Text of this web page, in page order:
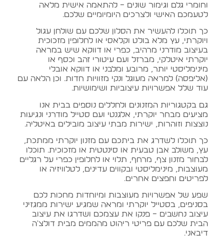
וחומרי גלם וגימור שונים – להתאמה אישית מלאה
לטעמכם האישי ולצרכים היומיומיים שלכם.
כך תוכלו להעשיר את הסלון שלכם עם שולחן עגול
ויוקרתי, עץ מלא בולט וקלאסי או לחלופין מזכוכית
בעיצוב מודרני מרהיב, כפרי או דווקא שיש במראה
יוקרתי איטלקי, מברזל ועם עיטורי זהב וכסף או
מינימליסטי יותר, מרובע ומלבני או דווקא אובלי
(אליפסה) למראה מעוגל ונקי מזוויות חדות. וכן הלאה עם
עוד שלל אפשרויות עיצוביות ושימושיות.
גם בקטגוריות המזנונים ולחללים נוספים בבית אנו
מציעים מבחר יוקרתי, אלגנטי ועם סטייל מודרני ונגיעות
נוצצות וזוהרות, ישירות מבתי עיצוב מובילים באיטליה.
כך תוכלו לשדרג את ביתכם עם מזנון יוקרתי ממתכת,
עץ, משולב אבן טבעית או סינטטית או מזכוכית. תוכלו
לבחור מזנון צף, מרחף, תלוי או לחלופין כפרי על רגליים
מעוצבות, מינימליסטי ובקווים עדינים, לטלוויזיה או
לפריטים וחפצים אחרים.
שפע של אפשרויות מעוצבות ומיוחדות מחכות לכם
בסניפים, בסטייל יוקרתי ומראה שמגיע ישירות ממגזיני
עיצוב נחשבים – פנקו את עצמכם ושדרגו את עיצוב
הבית שלכם עם פריטי ריהוט מהממים מבית דולצ'ה
דיבאני.